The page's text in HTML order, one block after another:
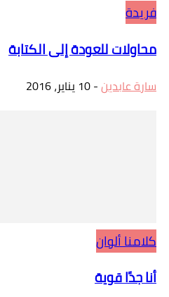
فريدة
محاولات للعودة إلى الكتابة
سارة عابدين-10 يناير، 2016
كلامنا ألوان
أنا جدًا قوية